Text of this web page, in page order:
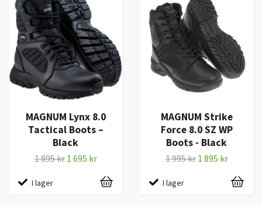
MAGNUM Lynx 8.0
Tactical Boots –
Black
1 895 kr 1 695 kr
I lager
MAGNUM Strike
Force 8.0 SZ WP
Boots - Black
1 995 kr 1 895 kr
I lager